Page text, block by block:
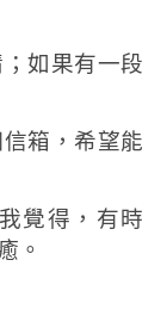
如果有一段
箱，希望能
覺得，有時
。